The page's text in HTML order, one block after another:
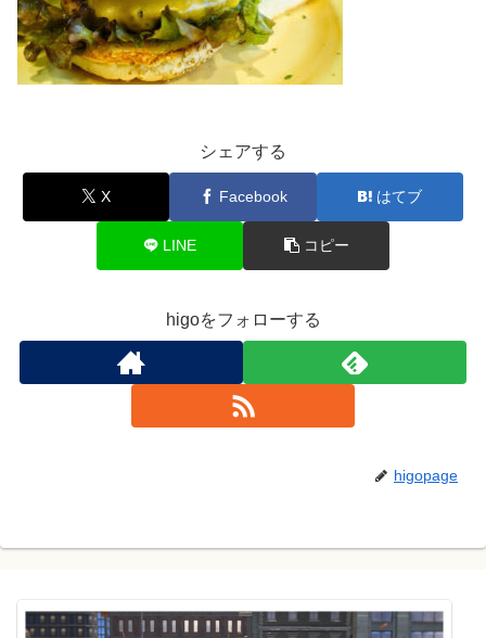
シェアする
X Facebook はてブ
LINE コピー
higoをフォローする
higopage